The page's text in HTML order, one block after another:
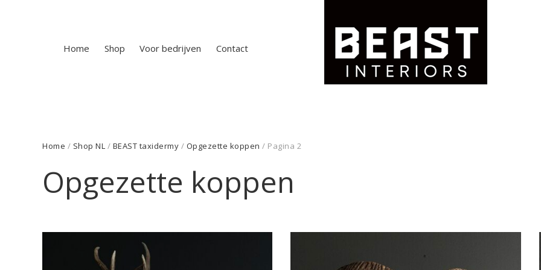
Home Shop Voor bedrijven Contact
Home / Shop NL / BEAST taxidermy / Opgezette koppen / Pagina 2
Opgezette koppen